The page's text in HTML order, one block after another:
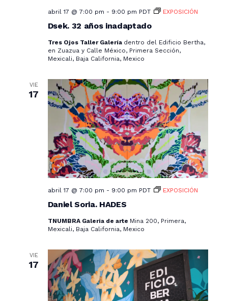
v
s
a
s
d
e
E
v
e
t
s
Dsek. 32 años inadaptado
abril 17 @ 7:00 pm - 9:00 pm PDT EXPOSICIÓN
Tres Ojos Taller Galería dentro del Edificio Bertha,
en Zuazua y Calle México, Primera Sección,
Mexicali, Baja California, Mexico
VIE
17
Daniel Soria. HADES
abril 17 @ 7:00 pm - 9:00 pm PDT EXPOSICIÓN
TNUMBRA Galeria de arte Mina 200, Primera,
Mexicali, Baja California, Mexico
VIE
17